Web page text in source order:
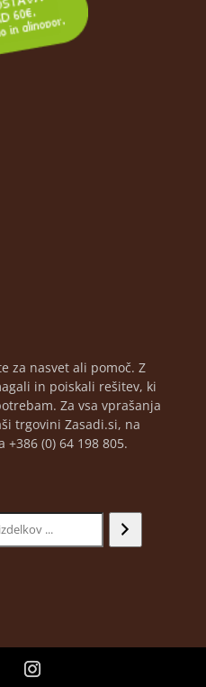
za nasvet ali pomoč. Z
in poiskali rešitev, ki
Za vsa vprašanja
trgovini Zasadi.si, na
+386 (0) 64 198 805.